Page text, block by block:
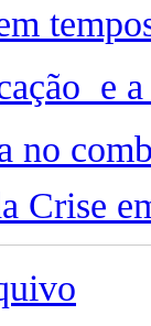
 e
no
Crise